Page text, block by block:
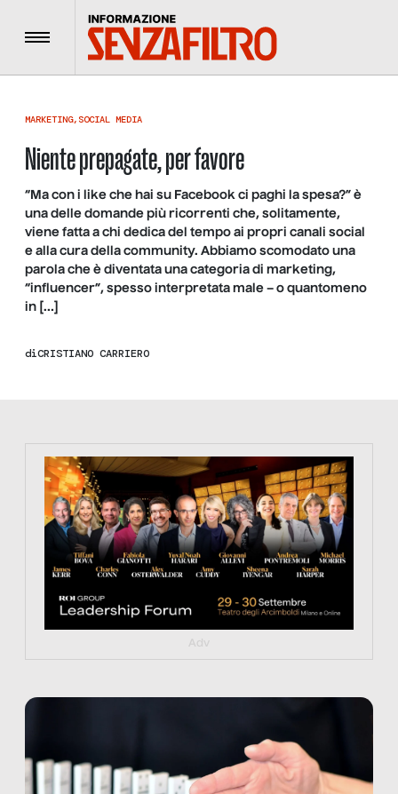
Menu
MARKETING, SOCIAL MEDIA
Niente prepagate, per favore
“Ma con i like che hai su Facebook ci paghi la spesa?” è
una delle domande più ricorrenti che, solitamente,
viene fatta a chi dedica del tempo ai propri canali social
e alla cura della community. Abbiamo scomodato una
parola che è diventata una categoria di marketing,
“influencer”, spesso interpretata male – o quantomeno
in […]
diCRISTIANO CARRIERO
https://tinyurl.com/363fvfm9
Adv